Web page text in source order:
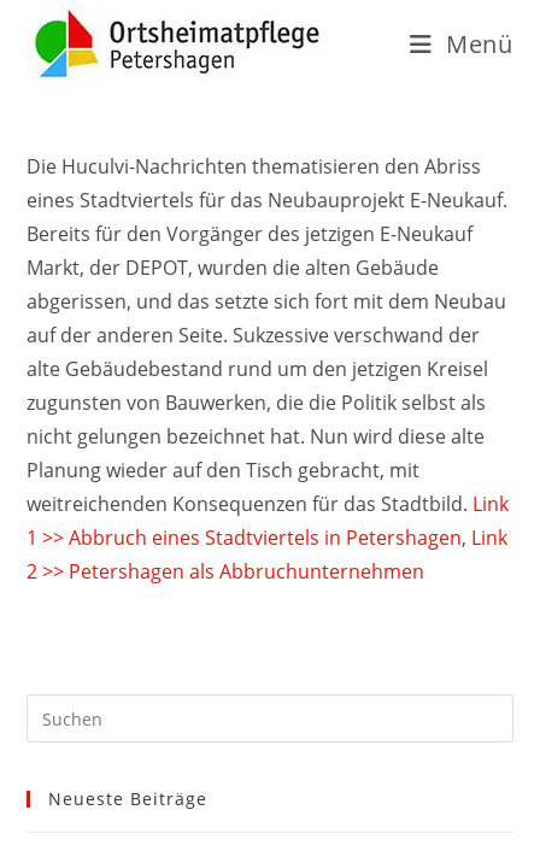
Menü
Die Huculvi-Nachrichten thematisieren den Abriss
eines Stadtviertels für das Neubauprojekt E-Neukauf.
Bereits für den Vorgänger des jetzigen E-Neukauf
Markt, der DEPOT, wurden die alten Gebäude
abgerissen, und das setzte sich fort mit dem Neubau
auf der anderen Seite. Sukzessive verschwand der
alte Gebäudebestand rund um den jetzigen Kreisel
zugunsten von Bauwerken, die die Politik selbst als
nicht gelungen bezeichnet hat. Nun wird diese alte
Planung wieder auf den Tisch gebracht, mit
weitreichenden Konsequenzen für das Stadtbild. Link
1 >> Abbruch eines Stadtviertels in Petershagen, Link
2 >> Petershagen als Abbruchunternehmen
Neueste Beiträge